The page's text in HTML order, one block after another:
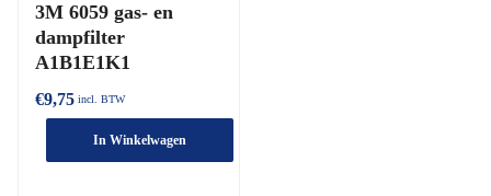
3M 6059 gas- en
dampfilter
A1B1E1K1
€9,75 incl. BTW
In Winkelwagen